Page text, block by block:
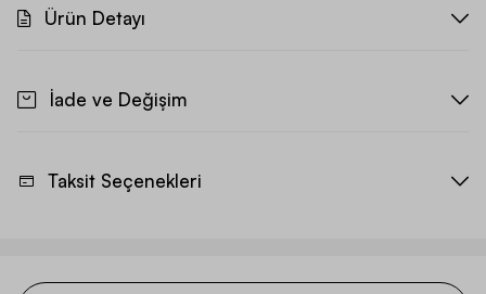
Ürün Detayı
İade ve Değişim
Taksit Seçenekleri